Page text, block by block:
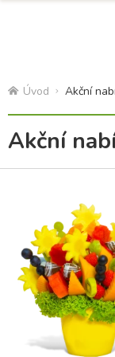
Úvod Akční
Akční